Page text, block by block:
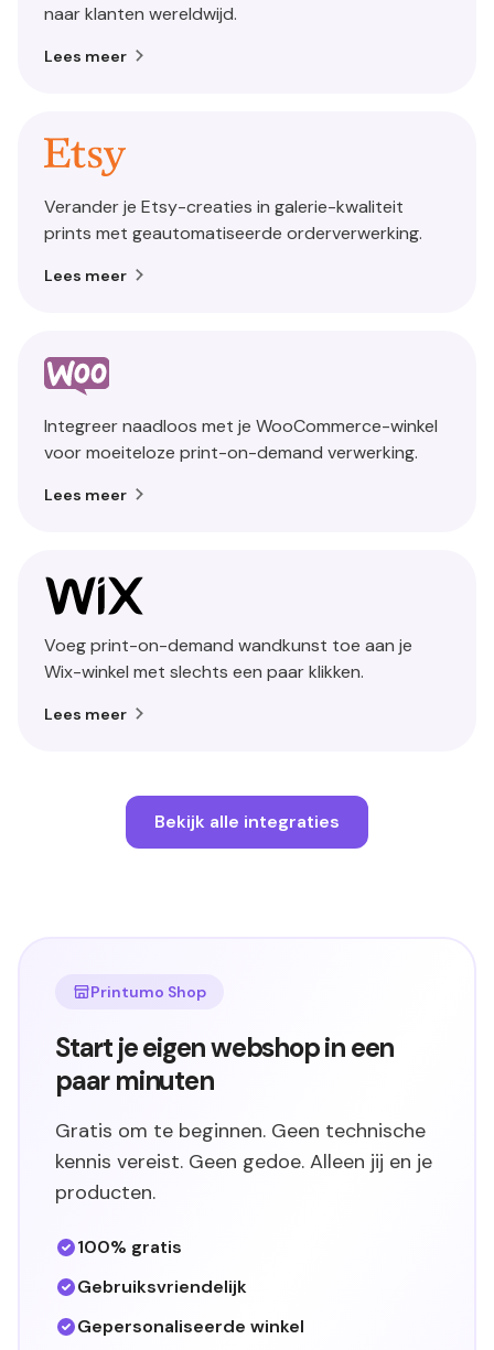
naar klanten wereldwijd.
Lees meer
Verander je Etsy-creaties in galerie-kwaliteit
prints met geautomatiseerde orderverwerking.
Lees meer
Integreer naadloos met je WooCommerce-winkel
voor moeiteloze print-on-demand verwerking.
Lees meer
Voeg print-on-demand wandkunst toe aan je
Wix-winkel met slechts een paar klikken.
Lees meer
Bekijk alle integraties
Printumo Shop
Start je eigen webshop in een
paar minuten
Gratis om te beginnen. Geen technische
kennis vereist. Geen gedoe. Alleen jij en je
producten.
100% gratis
Gebruiksvriendelijk
Gepersonaliseerde winkel